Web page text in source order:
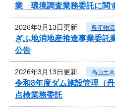
業 環境調査業務委託に関
2026年3月13日更新 農産物
ぎふ地消地産推進事業委託
公告
2026年3月13日更新 高山土
令和8年度ダム施設管理（
点検業務委託